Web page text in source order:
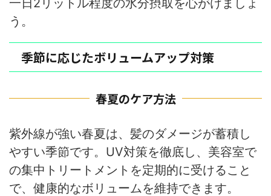
う。
季節に応じたボリュームアップ対策
春夏のケア方法
紫外線が強い春夏は、髪のダメージが蓄積し
やすい季節です。UV対策を徹底し、美容室で
の集中トリートメントを定期的に受けること
で、健康的なボリュームを維持できます。